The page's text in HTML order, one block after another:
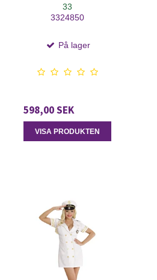
33
3324850
På lager
598,00 SEK
VISA PRODUKTEN